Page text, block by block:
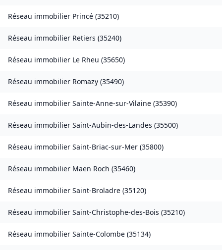
Réseau immobilier Princé (35210)
Réseau immobilier Retiers (35240)
Réseau immobilier Le Rheu (35650)
Réseau immobilier Romazy (35490)
Réseau immobilier Sainte-Anne-sur-Vilaine (35390)
Réseau immobilier Saint-Aubin-des-Landes (35500)
Réseau immobilier Saint-Briac-sur-Mer (35800)
Réseau immobilier Maen Roch (35460)
Réseau immobilier Saint-Broladre (35120)
Réseau immobilier Saint-Christophe-des-Bois (35210)
Réseau immobilier Sainte-Colombe (35134)